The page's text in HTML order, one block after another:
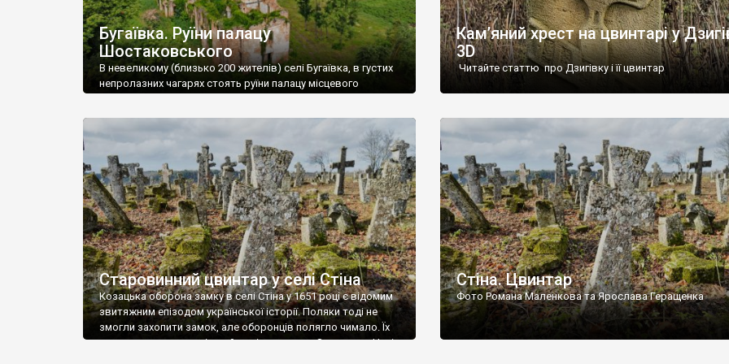
Бугаївка. Руїни палацу
Шостаковського
В невеликому (близько 200 жителів) селі Бугаївка, в густих
непролазних чагарях стоять руїни палацу місцевого
потім клуб, ще пізніше – гуртожиток. У 60-х роках минулого
століття тут розмістили туберкульозну лікарню. Коли із
палацу виїхала лікарня – ми точно не […]
Кам’яний хрест на цвинтарі у
3D
Читайте статтю про Дзигівку і її цвинтар
Старовинний цвинтар у селі Стіна
Козацька оборона замку в селі Стіна у 1651 році є відомим
звитяжним епізодом української історії. Поляки тоді не
змогли захопити замок, але оборонців полягло чимало. Їх
поховали на цвинтарі, який тоді називався Замковим. Нині
Стіна. Цвинтар
Фото Романа Маленкова та Ярослава Геращенка